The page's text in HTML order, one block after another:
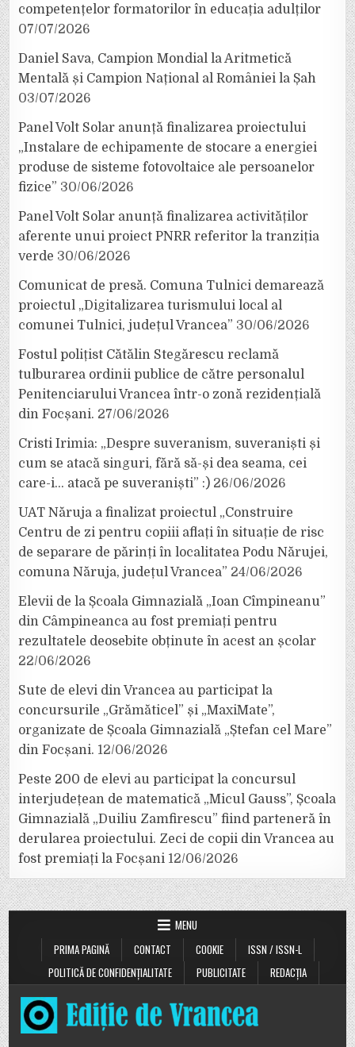
competențelor formatorilor în educația adulților
07/07/2026
Daniel Sava, Campion Mondial la Aritmetică
Mentală și Campion Național al României la Șah
03/07/2026
Panel Volt Solar anunță finalizarea proiectului
„Instalare de echipamente de stocare a energiei
produse de sisteme fotovoltaice ale persoanelor
fizice” 30/06/2026
Panel Volt Solar anunță finalizarea activităților
aferente unui proiect PNRR referitor la tranziția
verde 30/06/2026
Comunicat de presă. Comuna Tulnici demarează
proiectul „Digitalizarea turismului local al
comunei Tulnici, județul Vrancea” 30/06/2026
Fostul polițist Cătălin Stegărescu reclamă
tulburarea ordinii publice de către personalul
Penitenciarului Vrancea într-o zonă rezidențială
din Focșani. 27/06/2026
Cristi Irimia: „Despre suveranism, suveraniști și
cum se atacă singuri, fără să-și dea seama, cei
care-i… atacă pe suveraniști” :) 26/06/2026
UAT Năruja a finalizat proiectul „Construire
Centru de zi pentru copiii aflați în situație de risc
de separare de părinți în localitatea Podu Nărujei,
comuna Năruja, județul Vrancea” 24/06/2026
Elevii de la Școala Gimnazială „Ioan Cîmpineanu”
din Câmpineanca au fost premiați pentru
rezultatele deosebite obținute în acest an școlar
22/06/2026
Sute de elevi din Vrancea au participat la
concursurile „Grămăticel” și „MaxiMate”,
organizate de Școala Gimnazială „Ștefan cel Mare”
din Focșani. 12/06/2026
Peste 200 de elevi au participat la concursul
interjudețean de matematică „Micul Gauss”, Școala
Gimnazială „Duiliu Zamfirescu” fiind parteneră în
derularea proiectului. Zeci de copii din Vrancea au
fost premiați la Focșani 12/06/2026
MENU
PRIMA PAGINĂ
CONTACT COOKIE
ISSN / ISSN-L
POLITICĂ DE CONFIDENȚIALITATE
PUBLICITATE REDACȚIA